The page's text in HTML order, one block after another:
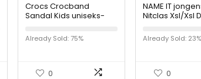
Crocs Crocband
Sandal Kids uniseks-
Already Sold: 75%
0
NAME IT
Nitclas Xsl/Xsl
Already Sold: 23%
0